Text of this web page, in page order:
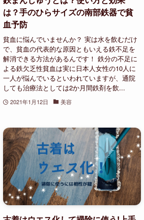
は？手のひらサイズの南部鉄器で貧
血予防
貧血に悩んでいませんか？ 実は水を飲むだけ
で、貧血の代表的な原因ともいえる鉄不足を
解消できる方法があるんです！ 鉄分の不足に
よる鉄欠乏性貧血は実に日本人女性の10人に
一人が悩んでいるといわれていますが、通院
しても治療法としては2か月間鉄剤を飲...
2021年1月12日 美容